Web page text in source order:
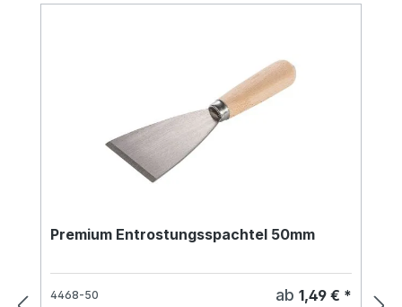
Premium Entrostungsspachtel 50mm
4468-50 ab 1,49 € *